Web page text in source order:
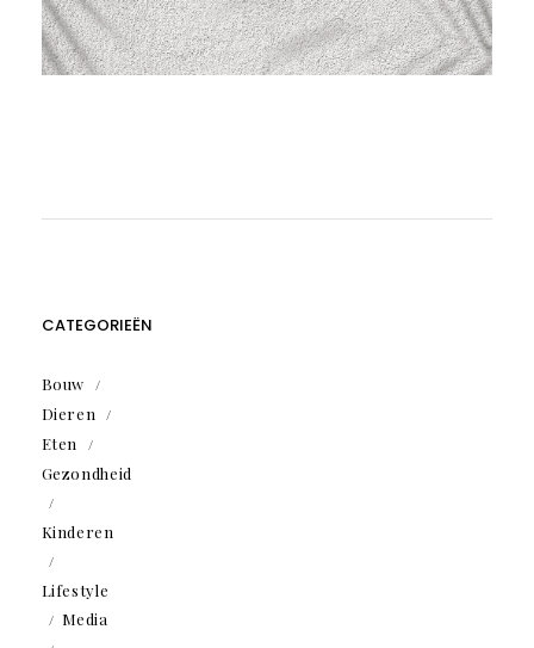
CATEGORIEËN
Bouw
Dieren
Eten
Gezondheid
Kinderen
Lifestyle
Media